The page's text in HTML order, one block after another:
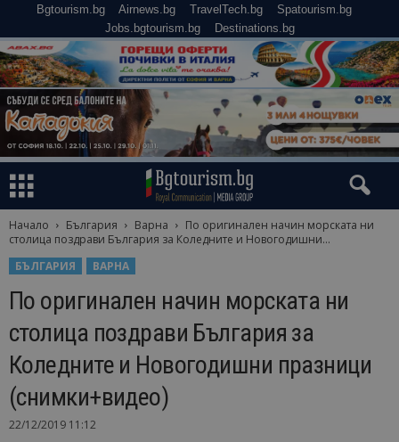
Bgtourism.bg Airnews.bg TravelTech.bg
Spatourism.bg
Jobs.bgtourism.bg
Destinations.bg
Начало България Варна
По оригинален начин морската ни
столица поздрави България за Коледните и Новогодишни...
БЪЛГАРИЯ
ВАРНА
По оригинален начин морската ни
столица поздрави България за
Коледните и Новогодишни празници
(снимки+видео)
22/12/2019 11:12